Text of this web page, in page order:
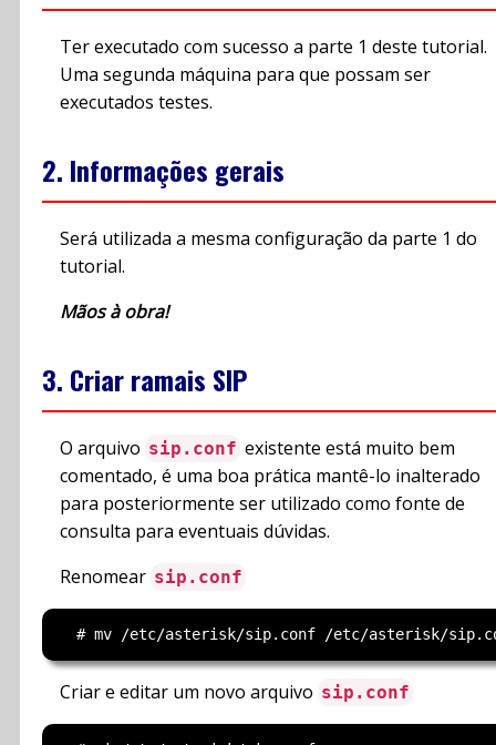
Ter executado com sucesso a parte 1 deste tutorial.
Uma segunda máquina para que possam ser
executados testes.
2. Informações gerais
Será utilizada a mesma configuração da parte 1 do
tutorial.
Mãos à obra!
3. Criar ramais SIP
O arquivo sip.conf existente está muito bem
comentado, é uma boa prática mantê-lo inalterado
para posteriormente ser utilizado como fonte de
consulta para eventuais dúvidas.
Renomear sip.conf
Criar e editar um novo arquivo sip.conf